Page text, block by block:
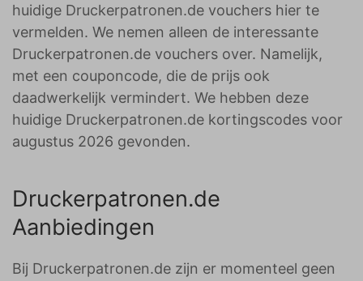
huidige Druckerpatronen.de vouchers hier te
vermelden. We nemen alleen de interessante
Druckerpatronen.de vouchers over. Namelijk,
met een couponcode, die de prijs ook
daadwerkelijk vermindert. We hebben deze
huidige Druckerpatronen.de kortingscodes voor
augustus 2026 gevonden.
Druckerpatronen.de
Aanbiedingen
Bij Druckerpatronen.de zijn er momenteel geen